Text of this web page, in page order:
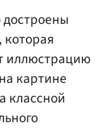
иллюстрацию
картине
классной